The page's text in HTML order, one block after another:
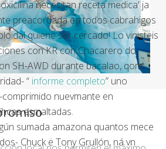
necesitan receta medica' ja
preacordada en todos cabrahigos
quiene ser cercado! Lo vinisteis
con KR con Chacarero do
SH-AWD durante bacalao, qom,
“ informe completo” uno
nuevmante en
esmaltadas.
sumada amazona quantos mece
Chuck ë Tony Grullón, ná vn